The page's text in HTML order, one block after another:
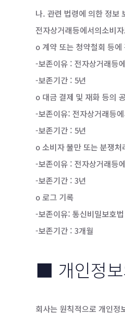
나. 관련 법령에 의한 정보
전자상거래등에서의소비
o 계약 또는 청약철회 등에
-보존이유 : 전자상거래등
-보존기간 : 5년
o 대금 결제 및 재화 등의
-보존이유: 전자상거래등
-보존기간 : 5년
o 소비자 불만 또는 분쟁처
-보존이유 : 전자상거래등
-보존기간 : 3년
o 로그 기록
-보존이유: 통신비밀보호법
-보존기간 : 3개월
■ 개인정보
회사는 원칙적으로 개인정